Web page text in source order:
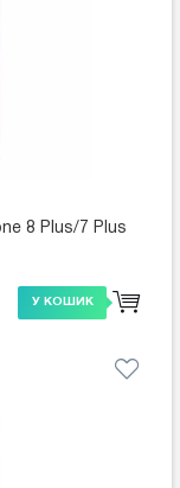
8 Plus/7 Plus
У КОШИК